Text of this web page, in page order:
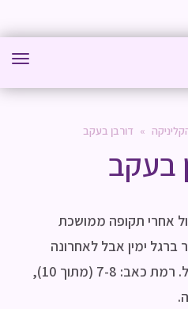
» דורבן בעקב
בעקב
לטיפול אחרי תקופה ממושכת
ימין אבל לאחרונה
התחילה להרגיש גם את שמאל. רמת כאב: 7-8 (מתוך 10),